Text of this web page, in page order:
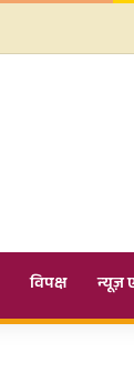
विपक्ष न्यूज़